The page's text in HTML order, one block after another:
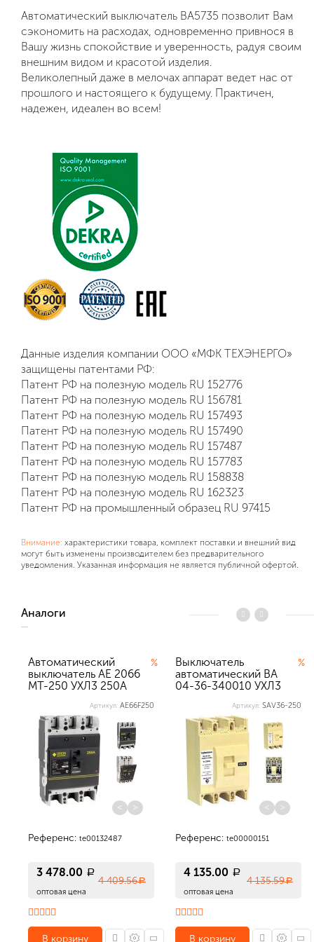
Автоматический выключатель ВА5735 позволит Вам
сэкономить на расходах, одновременно привнося в
Вашу жизнь спокойствие и уверенность, радуя своим
внешним видом и красотой изделия.
Великолепный даже в мелочах аппарат ведет нас от
прошлого и настоящего к будущему. Практичен,
надежен, идеален во всем!
Данные изделия компании ООО «МФК ТЕХЭНЕРГО»
защищены патентами РФ:
Патент РФ на полезную модель RU 152776
Патент РФ на полезную модель RU 156781
Патент РФ на полезную модель RU 157493
Патент РФ на полезную модель RU 157490
Патент РФ на полезную модель RU 157487
Патент РФ на полезную модель RU 157783
Патент РФ на полезную модель RU 158838
Патент РФ на полезную модель RU 162323
Патент РФ на промышленный образец RU 97415
Внимание: характеристики товара, комплект поставки и внешний вид
могут быть изменены производителем без предварительного
уведомления. Указанная информация не является публичной офертой.
Аналоги
Автоматический
выключатель АЕ 2066
МТ-250 УХЛ3 250А
%
Артикул: AE66F250
< >
Референс: te00132487
3 478.00 a
оптовая цена
4 409.56 a
В корзину
Выключатель
автоматический ВА
04-36-340010 УХЛ3
%
Артикул: SAV36-250
< >
Референс: te00000151
4 135.00 a
оптовая цена
4 135.59 a
В корзину